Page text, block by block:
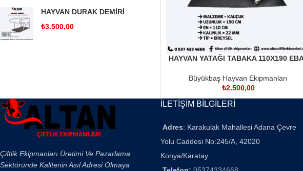
HAYVAN DURAK DEMİRİ
₺3.500,00
SEPETE EKLE
HAYVAN YATAĞI TABAKA 110X190
Büyükbaş Hayvan Ekipmanları
₺2.500,00
Çiftlik Ekipmanları Üretimi Ve Pazarlama
Sektöründe Kalitenin Asıl Adresi Olmaya
İLETİŞİM BİLGİLERİ
Adres: Karakulak Mahallesi Adana Çevre
Yolu Caddesi No:245/A, 42020
Konya/Karatay